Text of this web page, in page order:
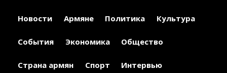
Новости Армяне Политика Культура
События Экономика Общество
Страна армян Спорт Интервью